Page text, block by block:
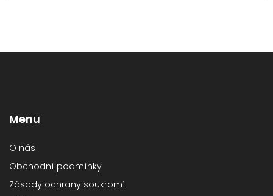
Menu
O nás
Obchodní podmínky
Zásady ochrany soukromí